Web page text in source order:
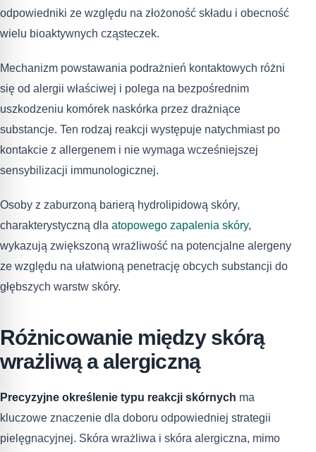
odpowiedniki ze względu na złożoność składu i obecność
wielu bioaktywnych cząsteczek.
Mechanizm powstawania podrażnień kontaktowych różni
się od alergii właściwej i polega na bezpośrednim
uszkodzeniu komórek naskórka przez drażniące
substancje. Ten rodzaj reakcji występuje natychmiast po
kontakcie z allergenem i nie wymaga wcześniejszej
sensybilizacji immunologicznej.
Osoby z zaburzoną barierą hydrolipidową skóry,
charakterystyczną dla atopowego zapalenia skóry,
wykazują zwiększoną wrażliwość na potencjalne alergeny
ze względu na ułatwioną penetrację obcych substancji do
głębszych warstw skóry.
Różnicowanie między skórą
wrażliwą a alergiczną
Precyzyjne określenie typu reakcji skórnych ma
kluczowe znaczenie dla doboru odpowiedniej strategii
pielęgnacyjnej. Skóra wrażliwa i skóra alergiczna, mimo